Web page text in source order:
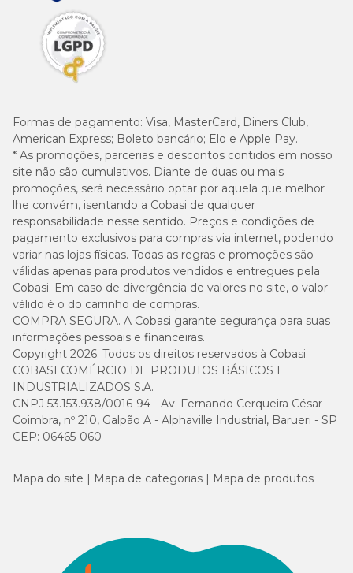
Formas de pagamento: Visa, MasterCard, Diners Club,
American Express; Boleto bancário; Elo e Apple Pay.
* As promoções, parcerias e descontos contidos em nosso
site não são cumulativos. Diante de duas ou mais
promoções, será necessário optar por aquela que melhor
lhe convém, isentando a Cobasi de qualquer
responsabilidade nesse sentido. Preços e condições de
pagamento exclusivos para compras via internet, podendo
variar nas lojas físicas. Todas as regras e promoções são
válidas apenas para produtos vendidos e entregues pela
Cobasi. Em caso de divergência de valores no site, o valor
válido é o do carrinho de compras.
COMPRA SEGURA. A Cobasi garante segurança para suas
informações pessoais e financeiras.
Copyright 2026. Todos os direitos reservados à Cobasi.
COBASI COMÉRCIO DE PRODUTOS BÁSICOS E
INDUSTRIALIZADOS S.A.
CNPJ 53.153.938/0016-94 - Av. Fernando Cerqueira César
Coimbra, nº 210, Galpão A - Alphaville Industrial, Barueri - SP
CEP: 06465-060
Mapa do site Mapa de categorias Mapa de produtos